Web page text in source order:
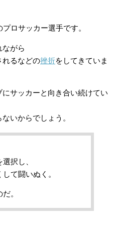
ロサッカー選手です。
ながら
れるなどの挫折をしてきていま
サッカーと向き合い続けてい
いからでしょう。
択し、
て闘いぬく。
。